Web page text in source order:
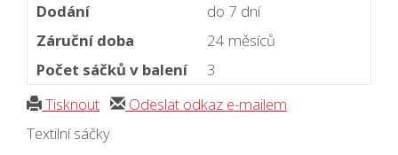
Dodání
do 7 dní
Záruční doba
24 měsíců
Počet sáčků v balení
3
Tisknout
Odeslat odkaz e-mailem
Textilní sáčky